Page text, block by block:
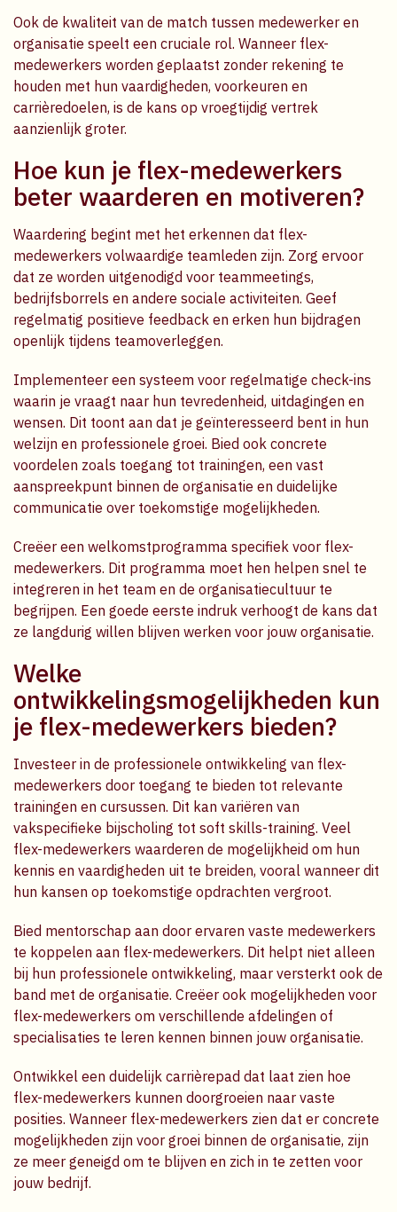
Ook de kwaliteit van de match tussen medewerker en
organisatie speelt een cruciale rol. Wanneer flex-
medewerkers worden geplaatst zonder rekening te
houden met hun vaardigheden, voorkeuren en
carrièredoelen, is de kans op vroegtijdig vertrek
aanzienlijk groter.
Hoe kun je flex-medewerkers
beter waarderen en motiveren?
Waardering begint met het erkennen dat flex-
medewerkers volwaardige teamleden zijn. Zorg ervoor
dat ze worden uitgenodigd voor teammeetings,
bedrijfsborrels en andere sociale activiteiten. Geef
regelmatig positieve feedback en erken hun bijdragen
openlijk tijdens teamoverleggen.
Implementeer een systeem voor regelmatige check-ins
waarin je vraagt naar hun tevredenheid, uitdagingen en
wensen. Dit toont aan dat je geïnteresseerd bent in hun
welzijn en professionele groei. Bied ook concrete
voordelen zoals toegang tot trainingen, een vast
aanspreekpunt binnen de organisatie en duidelijke
communicatie over toekomstige mogelijkheden.
Creëer een welkomstprogramma specifiek voor flex-
medewerkers. Dit programma moet hen helpen snel te
integreren in het team en de organisatiecultuur te
begrijpen. Een goede eerste indruk verhoogt de kans dat
ze langdurig willen blijven werken voor jouw organisatie.
Welke
ontwikkelingsmogelijkheden kun
je flex-medewerkers bieden?
Investeer in de professionele ontwikkeling van flex-
medewerkers door toegang te bieden tot relevante
trainingen en cursussen. Dit kan variëren van
vakspecifieke bijscholing tot soft skills-training. Veel
flex-medewerkers waarderen de mogelijkheid om hun
kennis en vaardigheden uit te breiden, vooral wanneer dit
hun kansen op toekomstige opdrachten vergroot.
Bied mentorschap aan door ervaren vaste medewerkers
te koppelen aan flex-medewerkers. Dit helpt niet alleen
bij hun professionele ontwikkeling, maar versterkt ook de
band met de organisatie. Creëer ook mogelijkheden voor
flex-medewerkers om verschillende afdelingen of
specialisaties te leren kennen binnen jouw organisatie.
Ontwikkel een duidelijk carrièrepad dat laat zien hoe
flex-medewerkers kunnen doorgroeien naar vaste
posities. Wanneer flex-medewerkers zien dat er concrete
mogelijkheden zijn voor groei binnen de organisatie, zijn
ze meer geneigd om te blijven en zich in te zetten voor
jouw bedrijf.